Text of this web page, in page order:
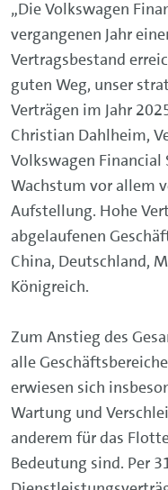
„Die Volkswagen
vergangenen Jahr
Vertragsbestand
guten Weg, unser
Verträgen im Jahr
Christian Dahlheim,
Volkswagen Financial
Wachstum vor allem
Aufstellung. Hohe
abgelaufenen
China, Deutschland,
Königreich.
Zum Anstieg des
alle
erwiesen sich
Wartung und
anderem für das
Bedeutung sind. Per